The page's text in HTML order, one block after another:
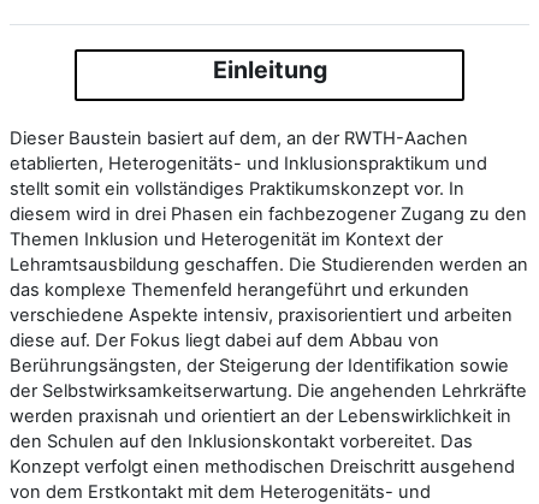
Einleitung
Dieser Baustein basiert auf dem, an der RWTH-Aachen
etablierten, Heterogenitäts- und Inklusionspraktikum und
stellt somit ein vollständiges Praktikumskonzept vor. In
diesem wird in drei Phasen ein fachbezogener Zugang zu den
Themen Inklusion und Heterogenität im Kontext der
Lehramtsausbildung geschaffen. Die Studierenden werden an
das komplexe Themenfeld herangeführt und erkunden
verschiedene Aspekte intensiv, praxisorientiert und arbeiten
diese auf. Der Fokus liegt dabei auf dem Abbau von
Berührungsängsten, der Steigerung der Identifikation sowie
der Selbstwirksamkeitserwartung. Die angehenden Lehrkräfte
werden praxisnah und orientiert an der Lebenswirklichkeit in
den Schulen auf den Inklusionskontakt vorbereitet. Das
Konzept verfolgt einen methodischen Dreischritt ausgehend
von dem Erstkontakt mit dem Heterogenitäts- und